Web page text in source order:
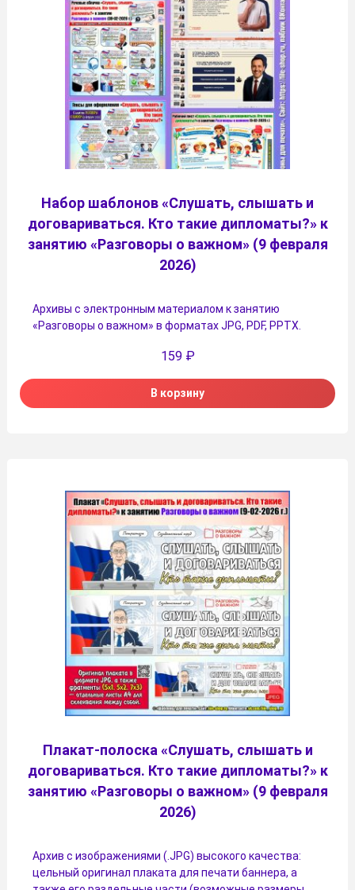
Набор шаблонов «Слушать, слышать и
договариваться. Кто такие дипломаты?» к
занятию «Разговоры о важном» (9 февраля
2026)
Архивы с электронным материалом к занятию
«Разговоры о важном» в форматах JPG, PDF, PPTX.
159 ₽
В корзину
Плакат-полоска «Слушать, слышать и
договариваться. Кто такие дипломаты?» к
занятию «Разговоры о важном» (9 февраля
2026)
Архив с изображениями (.JPG) высокого качества:
цельный оригинал плаката для печати баннера, а